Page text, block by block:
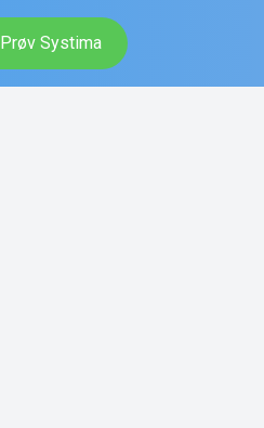
Prøv Systima